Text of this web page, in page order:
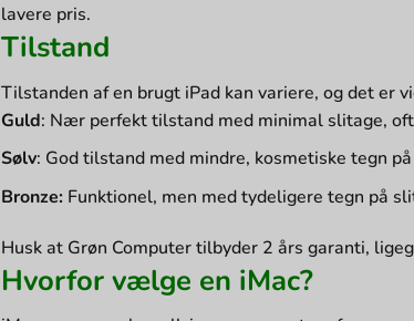
lavere pris.
Tilstand
Tilstanden af en brugt iPad kan variere, og det er
Guld: Nær perfekt tilstand med minimal slitage,
Sølv: God tilstand med mindre, kosmetiske tegn
Bronze: Funktionel, men med tydeligere tegn på
Husk at Grøn Computer tilbyder 2 års garanti,
Hvorfor vælge en iMac?